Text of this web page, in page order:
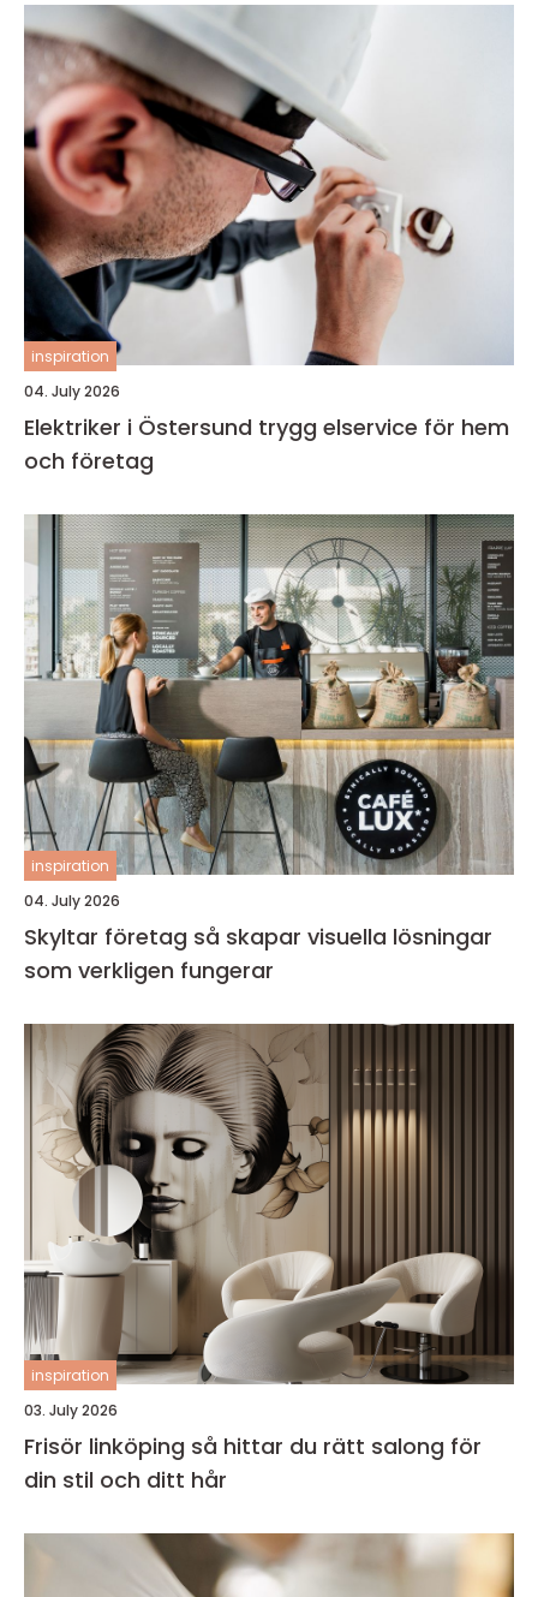
inspiration
04. July 2026
Elektriker i Östersund trygg elservice för hem
och företag
inspiration
04. July 2026
Skyltar företag så skapar visuella lösningar
som verkligen fungerar
inspiration
03. July 2026
Frisör linköping så hittar du rätt salong för
din stil och ditt hår